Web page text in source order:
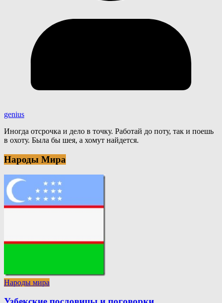
genius
Иногда отсрочка и дело в точку. Работай до поту, так и поешь
в охоту. Была бы шея, а хомут найдется.
Народы Мира
Народы мира